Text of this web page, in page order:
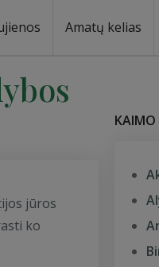
Amatų kelias
jūros
ko
KAIMO